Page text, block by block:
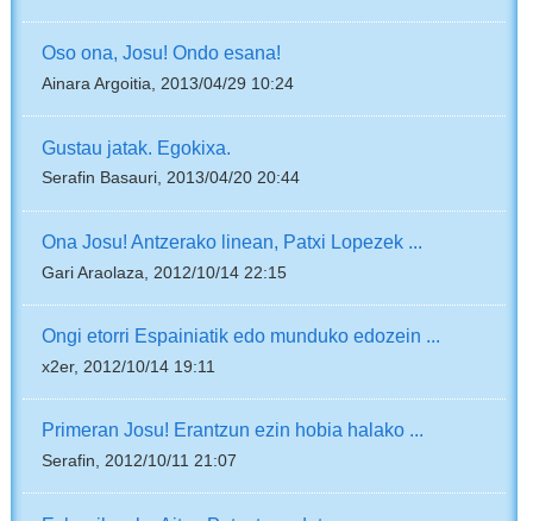
Oso ona, Josu! Ondo esana!
Ainara Argoitia, 2013/04/29 10:24
Gustau jatak. Egokixa.
Serafin Basauri, 2013/04/20 20:44
Ona Josu! Antzerako linean, Patxi Lopezek ...
Gari Araolaza, 2012/10/14 22:15
Ongi etorri Espainiatik edo munduko edozein ...
x2er, 2012/10/14 19:11
Primeran Josu! Erantzun ezin hobia halako ...
Serafin, 2012/10/11 21:07